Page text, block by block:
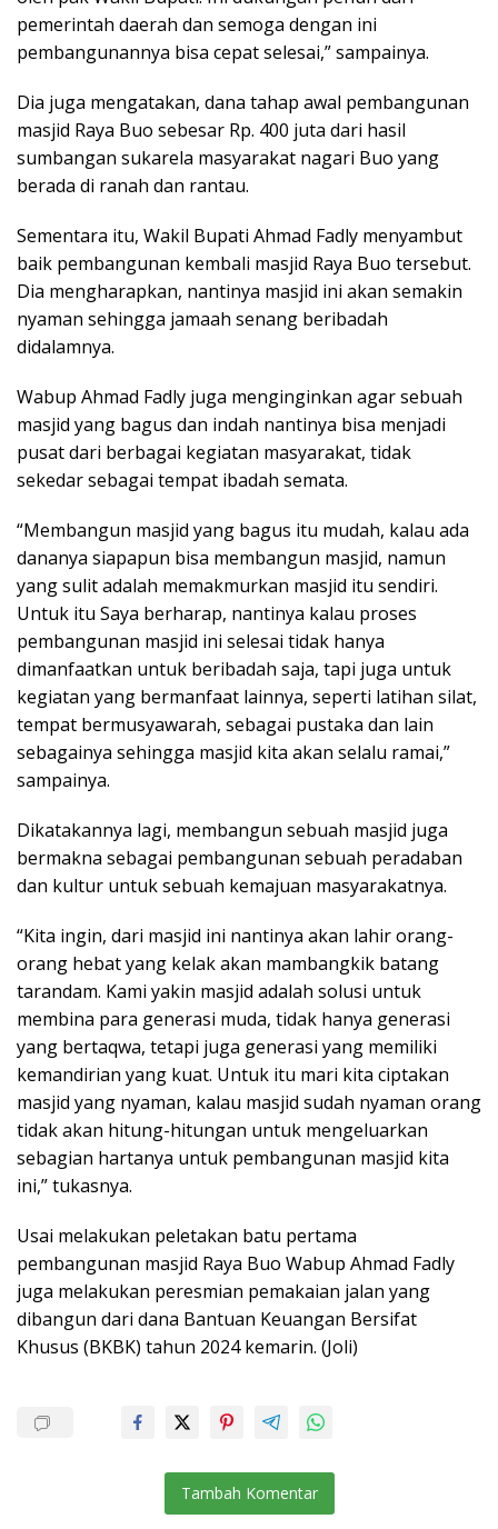
pemerintah daerah dan semoga dengan ini
pembangunannya bisa cepat selesai,” sampainya.
Dia juga mengatakan, dana tahap awal pembangunan
masjid Raya Buo sebesar Rp. 400 juta dari hasil
sumbangan sukarela masyarakat nagari Buo yang
berada di ranah dan rantau.
Sementara itu, Wakil Bupati Ahmad Fadly menyambut
baik pembangunan kembali masjid Raya Buo tersebut.
Dia mengharapkan, nantinya masjid ini akan semakin
nyaman sehingga jamaah senang beribadah
didalamnya.
Wabup Ahmad Fadly juga menginginkan agar sebuah
masjid yang bagus dan indah nantinya bisa menjadi
pusat dari berbagai kegiatan masyarakat, tidak
sekedar sebagai tempat ibadah semata.
“Membangun masjid yang bagus itu mudah, kalau ada
dananya siapapun bisa membangun masjid, namun
yang sulit adalah memakmurkan masjid itu sendiri.
Untuk itu Saya berharap, nantinya kalau proses
pembangunan masjid ini selesai tidak hanya
dimanfaatkan untuk beribadah saja, tapi juga untuk
kegiatan yang bermanfaat lainnya, seperti latihan silat,
tempat bermusyawarah, sebagai pustaka dan lain
sebagainya sehingga masjid kita akan selalu ramai,”
sampainya.
Dikatakannya lagi, membangun sebuah masjid juga
bermakna sebagai pembangunan sebuah peradaban
dan kultur untuk sebuah kemajuan masyarakatnya.
“Kita ingin, dari masjid ini nantinya akan lahir orang-
orang hebat yang kelak akan mambangkik batang
tarandam. Kami yakin masjid adalah solusi untuk
membina para generasi muda, tidak hanya generasi
yang bertaqwa, tetapi juga generasi yang memiliki
kemandirian yang kuat. Untuk itu mari kita ciptakan
masjid yang nyaman, kalau masjid sudah nyaman orang
tidak akan hitung-hitungan untuk mengeluarkan
sebagian hartanya untuk pembangunan masjid kita
ini,” tukasnya.
Usai melakukan peletakan batu pertama
pembangunan masjid Raya Buo Wabup Ahmad Fadly
juga melakukan peresmian pemakaian jalan yang
dibangun dari dana Bantuan Keuangan Bersifat
Khusus (BKBK) tahun 2024 kemarin. (Joli)
Tambah Komentar